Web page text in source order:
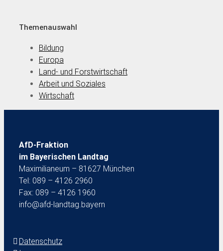
Themenauswahl
Bildung
Europa
Land- und Forstwirtschaft
Arbeit und Soziales
Wirtschaft
AfD-Fraktion
im Bayerischen Landtag
Maximilianeum – 81627 München
Tel: 089 – 4126 2960
Fax: 089 – 4126 1960
info@afd-landtag.bayern
Datenschutz